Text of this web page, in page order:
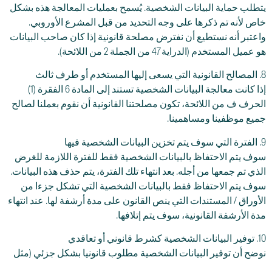
يتطلب حماية البيانات الشخصية. يُسمح بعمليات المعالجة هذه بشكل
خاص لأنه تم ذكرها على وجه التحديد من قبل المشرع الأوروبي.
واعتبر أنه نستطيع أن نفترض مصلحة قانونية إذا كان صاحب البيانات
هو عميل المستخدم (الدراية 47 من الجملة 2 من اللائحة).
8. المصالح القانونية التي يسعى إليها المستخدم أو طرف ثالث
إذا كانت معالجة البيانات الشخصية تستند إلى المادة 6 الفقرة (1)
الحرف ف من اللائحة، تكون مصلحتنا القانونية أن نقوم بعملنا لصالح
جميع موظفينا ومساهمينا.
9. الفترة التي سوف يتم تخزين البيانات الشخصية فيها
سوف يتم الاحتفاظ بالبيانات الشخصية فقط للفترة اللازمة للغرض
الذي تم جمعها من أجله. بعد انتهاء تلك الفترة، يتم حذف هذه البيانات.
سوف يتم الاحتفاظ فقط بالبيانات الشخصية التي تشكل جزءا من
الأوراق / المستندات التي ينص القانون على مدة أرشفة لها. عند انتهاء
مدة الأرشفة القانونية، سوف يتم إتلافها.
10. توفير البيانات الشخصية كشرط قانوني أو تعاقدي
نوضح أن توفير البيانات الشخصية مطلوب قانونيا بشكل جزئي (مثل